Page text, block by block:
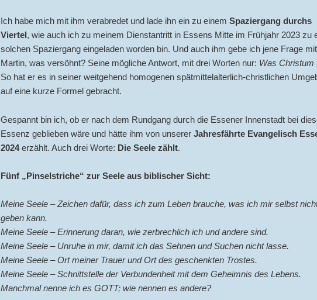
Ich habe mich mit ihm verabredet und lade ihn ein zu einem Spaziergang durchs
Viertel, wie auch ich zu meinem Dienstantritt in Essens Mitte im Frühjahr 2023 zu
solchen Spaziergang eingeladen worden bin. Und auch ihm gebe ich jene Frage
Martin, was versöhnt? Seine mögliche Antwort, mit drei Worten nur: Was Christum
So hat er es in seiner weitgehend homogenen spätmittelalterlich-christlichen
auf eine kurze Formel gebracht.
Gespannt bin ich, ob er nach dem Rundgang durch die Essener Innenstadt bei
Essenz geblieben wäre und hätte ihm von unserer Jahresfährte Evangelisch
2024erzählt. Auch drei Worte: Die Seele zählt.
Fünf „Pinselstriche“ zur Seele aus biblischer Sicht:
Meine Seele – Zeichen dafür, dass ich zum Leben brauche, was ich mir selbst
geben kann.
Meine Seele – Erinnerung daran, wie zerbrechlich ich und andere sind.
Meine Seele – Unruhe in mir, damit ich das Sehnen und Suchen nicht lasse.
Meine Seele – Ort meiner Trauer und Ort des geschenkten Trostes.
Meine Seele – Schnittstelle der Verbundenheit mit dem Geheimnis des Lebens.
Manchmal nenne ich es GOTT; wie nennen es andere?